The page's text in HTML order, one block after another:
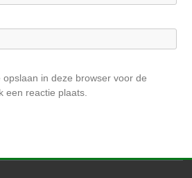
in deze browser voor de
een reactie plaats.